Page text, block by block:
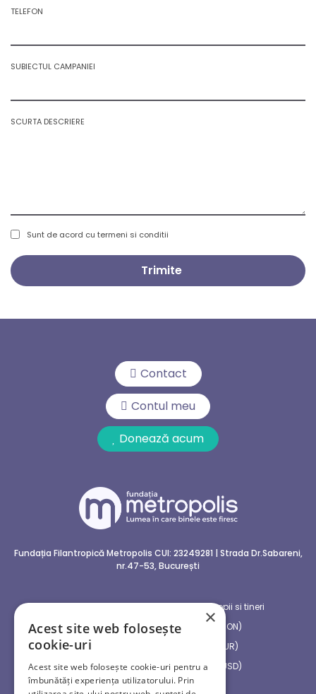
TELEFON
SUBIECTUL CAMPANIEI
SCURTA DESCRIERE
Sunt de acord cu termeni si conditii
Contact
Contul meu
Donează acum
Fundația Filantropică Metropolis CUI: 23249281 | Strada Dr.Sabareni,
nr.47-53, București
Centrul social multifunctional pentru copii si tineri
RO07 CECE B318 30RO N386 5747 (RON)
RO21 CECE B318 C1EU R420 5402 (EUR)
RO87 CECE B318 B8US D420 5408 (USD)
×
Acest site web folosește
cookie-uri
Acest site web folosește cookie-uri pentru a
îmbunătăți experiența utilizatorului. Prin